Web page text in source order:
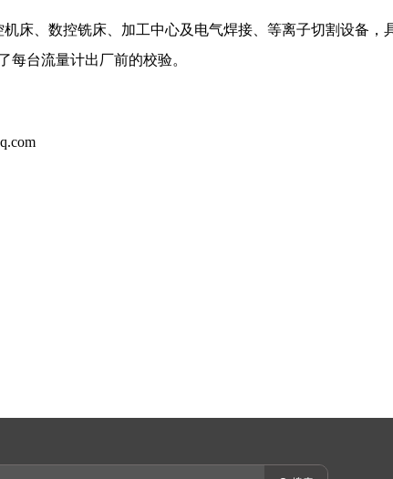
床、数控铣床、加工中心及电气焊接、等离子切割设备，
每台流量计出厂前的校验。